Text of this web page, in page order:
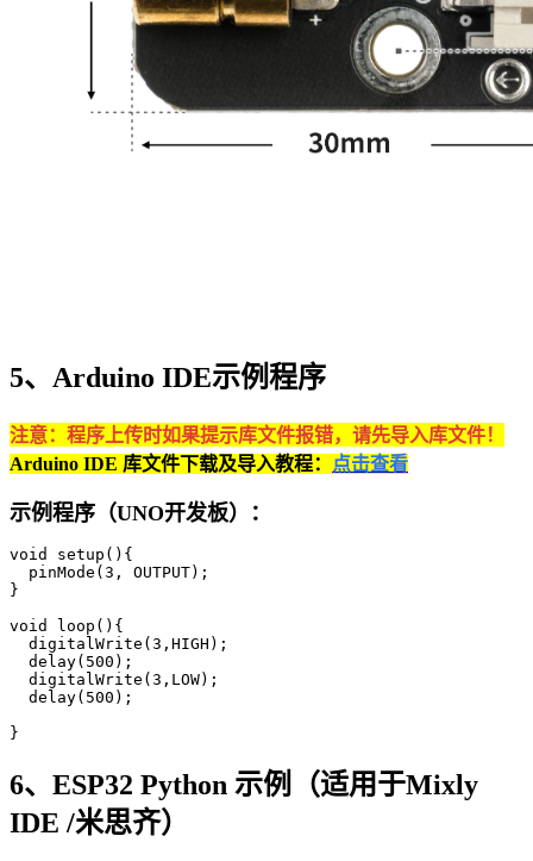
5、Arduino IDE示例程序
注意：程序上传时如果提示库文件报错，请先导入库文件！
Arduino IDE 库文件下载及导入教程： 点击查看
示例程序（UNO开发板）：
void setup(){
  pinMode(3, OUTPUT);
}
void loop(){
  digitalWrite(3,HIGH);
  delay(500);
  digitalWrite(3,LOW);
  delay(500);
}
6、ESP32 Python 示例（适用于Mixly
IDE /米思齐）